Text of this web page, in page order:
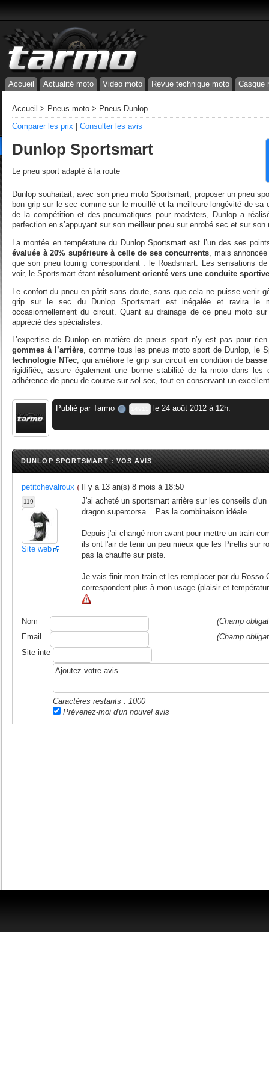
Accueil Actualité moto Video moto Revue technique moto Casque
Accueil > Pneus moto > Pneus Dunlop
Comparer les prix
Consulter les avis
Dunlop Sportsmart
Le pneu sport adapté à la route
Dunlop souhaitait, avec son pneu moto Sportsmart, proposer un pneu
bon grip sur le sec comme sur le mouillé et la meilleure longévité de sa
de la compétition et des pneumatiques pour roadsters, Dunlop a
perfection en s’appuyant sur son meilleur pneu sur enrobé sec et sur
La montée en température du Dunlop Sportsmart est l’un des ses
évaluée à 20% supérieure à celle de ses concurrents , mais
que son pneu touring correspondant : le Roadsmart. Les sensations
voir, le Sportsmart étant résolument orienté vers une conduite sportive
Le confort du pneu en pâtit sans doute, sans que cela ne puisse venir
grip sur le sec du Dunlop Sportsmart est inégalée et ravira le
occasionnellement du circuit. Quant au drainage de ce pneu moto
apprécié des spécialistes.
L’expertise de Dunlop en matière de pneus sport n’y est pas pour
gommes à l’arrière, comme tous les pneus moto sport de Dunlop, le
technologie NTec, qui améliore le grip sur circuit en condition de
rigidifiée, assure également une bonne stabilité de la moto dans les
adhérence de pneu de course sur sol sec, tout en conservant un
Publié par Tarmo le 24 août 2012 à 12h.
DUNLOP SPORTSMART : VOS AVIS
petitchevalroux Il y a 13 an(s) 8 mois à 18:50
119
Site web
J'ai acheté un sportsmart arrière sur les conseils
dragon supercorsa .. Pas la combinaison idéale..
Depuis j'ai changé mon avant pour mettre un train
ils ont l'air de tenir un peu mieux que les Pirellis sur
pas la chauffe sur piste.
Je vais finir mon train et les remplacer par du Rosso
correspondent plus à mon usage (plaisir et
Nom
(Champ
Email
(Champ
Site internet ou blog
Caractères restants : 1000
Prévenez-moi d'un nouvel avis